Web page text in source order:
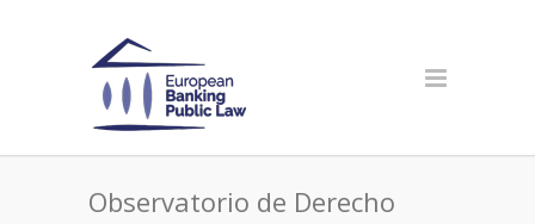
Observatorio de Derecho